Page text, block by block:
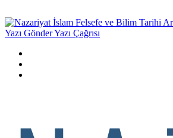
Yazı GönderYazı Çağrısı